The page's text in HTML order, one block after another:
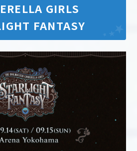
GIRLS
FANTASY